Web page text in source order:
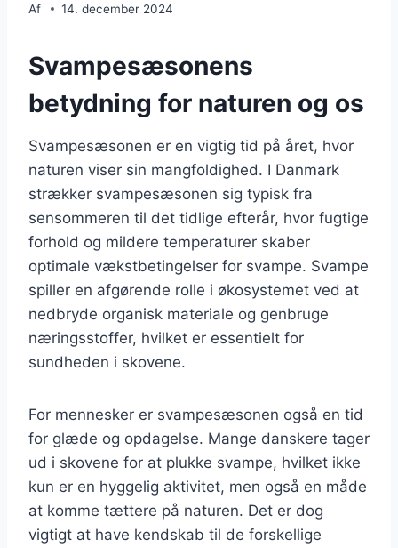
Af 14. december 2024
Svampesæsonens
betydning for naturen og os
Svampesæsonen er en vigtig tid på året, hvor
naturen viser sin mangfoldighed. I Danmark
strækker svampesæsonen sig typisk fra
sensommeren til det tidlige efterår, hvor fugtige
forhold og mildere temperaturer skaber
optimale vækstbetingelser for svampe. Svampe
spiller en afgørende rolle i økosystemet ved at
nedbryde organisk materiale og genbruge
næringsstoffer, hvilket er essentielt for
sundheden i skovene.
For mennesker er svampesæsonen også en tid
for glæde og opdagelse. Mange danskere tager
ud i skovene for at plukke svampe, hvilket ikke
kun er en hyggelig aktivitet, men også en måde
at komme tættere på naturen. Det er dog
vigtigt at have kendskab til de forskellige